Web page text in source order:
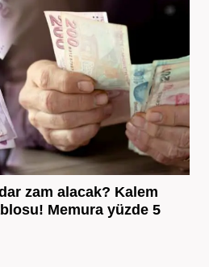
zam alacak? Kalem
Memura yüzde 5